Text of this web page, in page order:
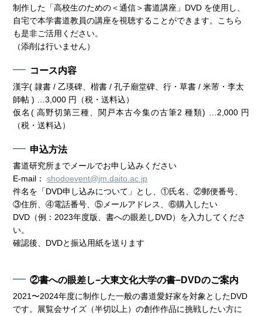
制作した「高校生のための＜通信＞書道講座」DVD を使用し、
自宅で本学書道教員の講座を視聴することができます。こちら
も是非ご活用ください。
（添削は行いません）
コース内容
漢字( 隷書 / 乙瑛碑、楷書 / 孔子廟堂碑、行・草書 / 米芾・李太
師帖 ) …3,000 円（税・送料込）
仮名( 高野切第三種、関戸本古今集の古筆2 種類) …2,000 円
（税・送料込）
申込方法
書道研究所までメールでお申し込みください
E-mail：shodoevent@jm.daito.ac.jp
件名を「DVD申し込みについて」とし、①氏名、②郵便番号、
③住所、④電話番号、⑤メールアドレス、⑥購入したい
DVD（例：2023年度版、書への眼差しDVD）を入力してくださ
い。
確認後、DVDと振込用紙を送ります
②書への眼差し−大東文化大学の書−DVDのご案内
2021〜2024年度に制作した一般の書道愛好家を対象としたDVD
です。展覧会サイズ（半切以上）の創作作品に挑戦したい方に